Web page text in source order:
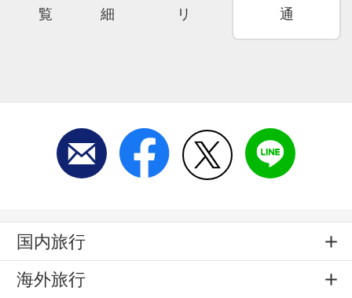
覧
細
リ
通
国内旅行
海外旅行